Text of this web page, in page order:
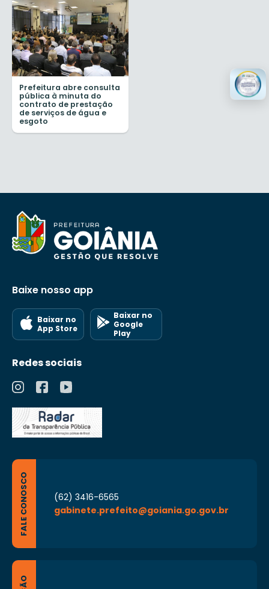
Prefeitura abre consulta
pública à minuta do
contrato de prestação
de serviços de água e
esgoto
Baixe nosso app
Baixar no
App Store
Baixar no
Google
Play
Redes sociais
FALE CONOSCO
(62) 3416-6565
gabinete.prefeito@goiania.go.gov.br